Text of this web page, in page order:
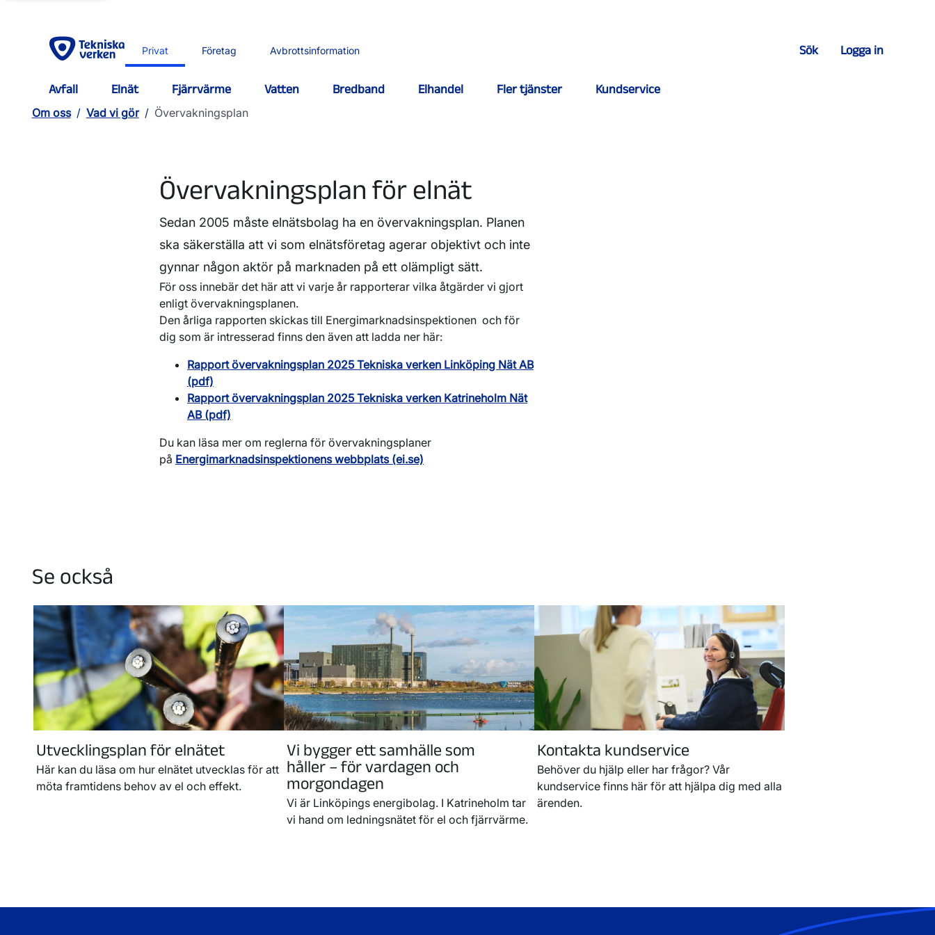
Privat Företag Avbrottsinformation Sök Logga in
Avfall Elnät Fjärrvärme Vatten Bredband Elhandel Fler tjänster
Kundservice
Om oss / Vad vi gör / Övervakningsplan
Övervakningsplan för elnät
Sedan 2005 måste elnätsbolag ha en övervakningsplan. Planen
ska säkerställa att vi som elnätsföretag agerar objektivt och inte
gynnar någon aktör på marknaden på ett olämpligt sätt.
För oss innebär det här att vi varje år rapporterar vilka åtgärder vi gjort
enligt övervakningsplanen.
Den årliga rapporten skickas till Energimarknadsinspektionen och för
dig som är intresserad finns den även att ladda ner här:
Rapport övervakningsplan 2025 Tekniska verken Linköping Nät AB
(pdf)
Rapport övervakningsplan 2025 Tekniska verken Katrineholm Nät
AB (pdf)
Du kan läsa mer om reglerna för övervakningsplaner
på Energimarknadsinspektionens webbplats (ei.se)
Se också
Utvecklingsplan för elnätet
Här kan du läsa om hur elnätet utvecklas för att
möta framtidens behov av el och effekt.
Vi bygger ett samhälle som
håller – för vardagen och
morgondagen
Vi är Linköpings energibolag. I Katrineholm tar
vi hand om ledningsnätet för el och fjärrvärme.
Kontakta kundservice
Behöver du hjälp eller har frågor? Vår
kundservice finns här för att hjälpa dig med alla
ärenden.